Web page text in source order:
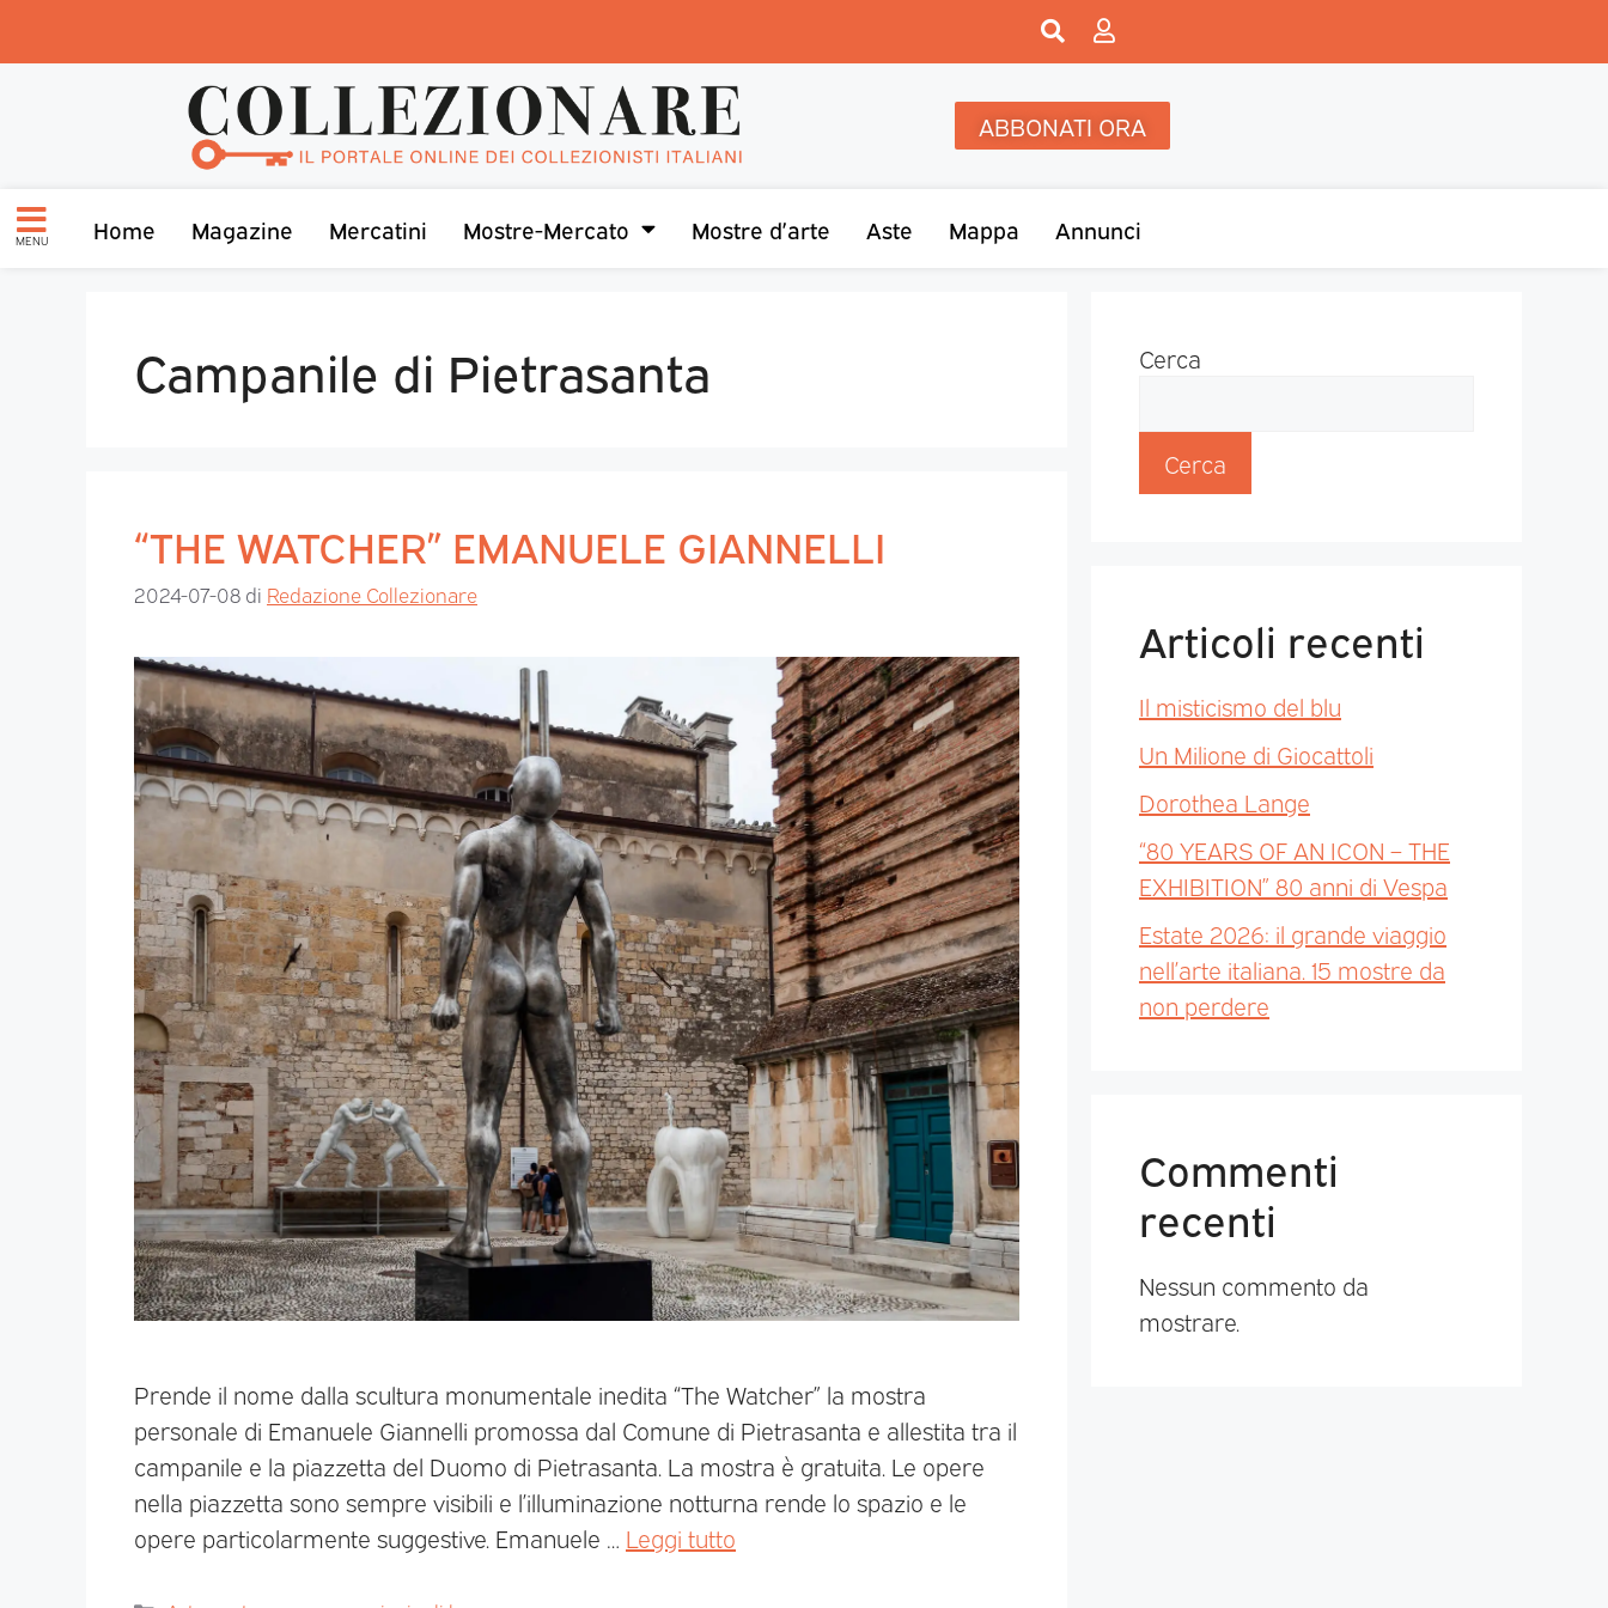
ABBONATI ORA
MENU Home Magazine Mercatini Mostre-Mercato Mostre d’arte Aste Mappa Annunci
Campanile di Pietrasanta
“THE WATCHER” EMANUELE GIANNELLI
2024-07-08 di Redazione Collezionare
Prende il nome dalla scultura monumentale inedita “The Watcher” la mostra
personale di Emanuele Giannelli promossa dal Comune di Pietrasanta e allestita tra il
campanile e la piazzetta del Duomo di Pietrasanta. La mostra è gratuita. Le opere
nella piazzetta sono sempre visibili e l’illuminazione notturna rende lo spazio e le
opere particolarmente suggestive. Emanuele … Leggi tutto
Cerca
Cerca
Articoli recenti
Il misticismo del blu
Un Milione di Giocattoli
Dorothea Lange
“80 YEARS OF AN ICON – THE
EXHIBITION” 80 anni di Vespa
Estate 2026: il grande viaggio
nell’arte italiana. 15 mostre da
non perdere
Commenti
recenti
Nessun commento da
mostrare.